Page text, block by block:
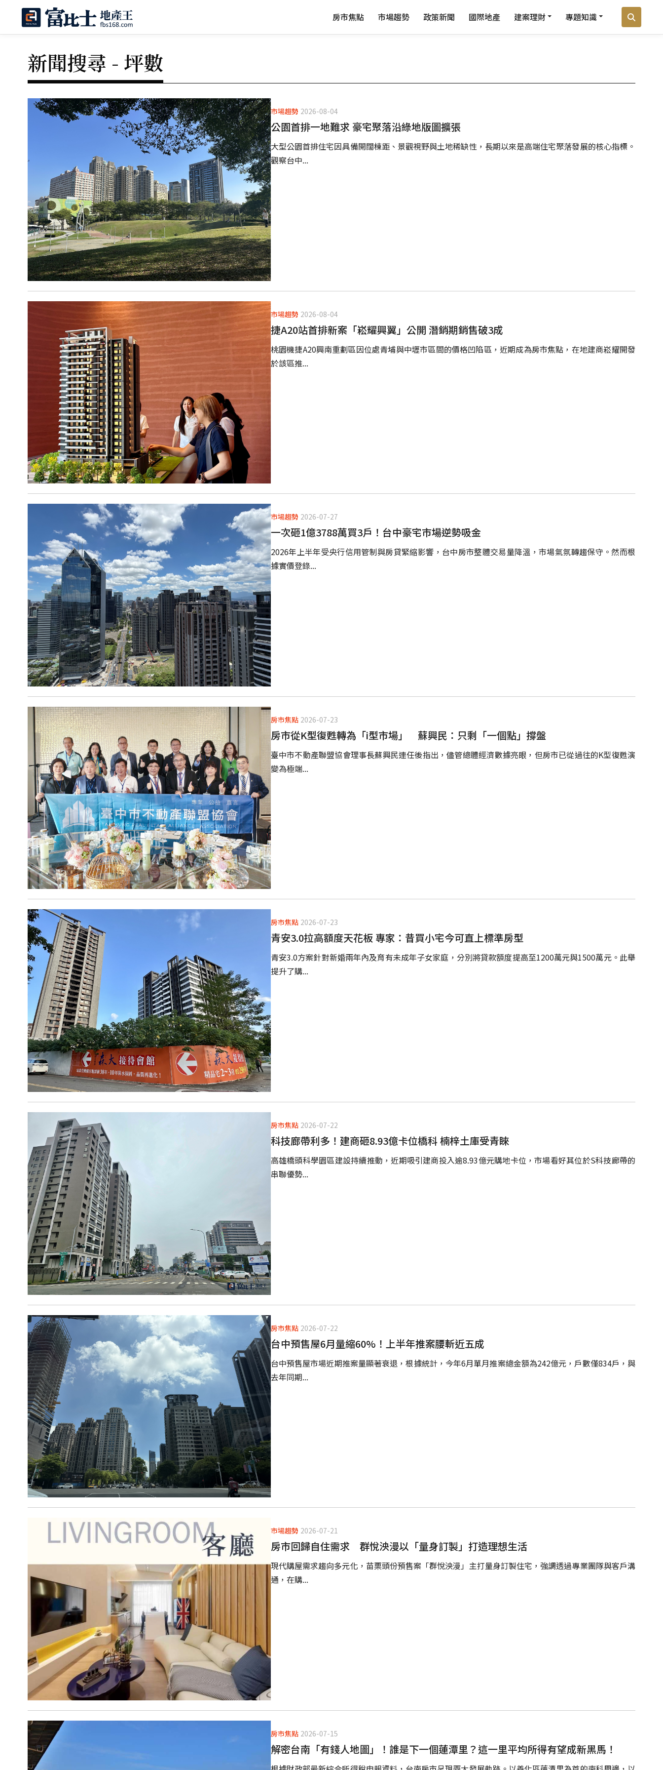
房市焦點 市場趨勢 政策新聞 國際地產 建案理財 專題知識
新聞搜尋 - 坪數
市場趨勢 2026-08-04
公園首排一地難求 豪宅聚落沿綠地版圖擴張
大型公園首排住宅因具備開闊棟距、景觀視野與土地稀缺性，長期以來是高端住宅聚落發展的核心指標。
觀察台中...
市場趨勢 2026-08-04
捷A20站首排新案「崧耀興翼」公開 潛銷期銷售破3成
桃園機捷A20興南重劃區因位處青埔與中壢市區間的價格凹陷區，近期成為房市焦點，在地建商崧耀開發
於該區推...
市場趨勢 2026-07-27
一次砸1億3788萬買3戶！台中豪宅市場逆勢吸金
2026年上半年受央行信用管制與房貸緊縮影響，台中房市整體交易量降溫，市場氣氛轉趨保守。然而根
據實價登錄...
房市焦點 2026-07-23
房市從K型復甦轉為「i型市場」 蘇興民：只剩「一個點」撐盤
臺中市不動產聯盟協會理事長蘇興民連任後指出，儘管總體經濟數據亮眼，但房市已從過往的K型復甦演
變為極端...
房市焦點 2026-07-23
青安3.0拉高額度天花板 專家：昔買小宅今可直上標準房型
青安3.0方案針對新婚兩年內及育有未成年子女家庭，分別將貸款額度提高至1200萬元與1500萬元。此舉
提升了購...
房市焦點 2026-07-22
科技廊帶利多！建商砸8.93億卡位橋科 楠梓土庫受青睞
高雄橋頭科學園區建設持續推動，近期吸引建商投入逾8.93億元購地卡位，市場看好其位於S科技廊帶的
串聯優勢...
房市焦點 2026-07-22
台中預售屋6月量縮60%！上半年推案腰斬近五成
台中預售屋市場近期推案量顯著衰退，根據統計，今年6月單月推案總金額為242億元，戶數僅834戶，與
去年同期...
市場趨勢 2026-07-21
房市回歸自住需求 群悅泱漫以「量身訂製」打造理想生活
現代購屋需求趨向多元化，苗栗頭份預售案「群悅泱漫」主打量身訂製住宅，強調透過專業團隊與客戶溝
通，在購...
房市焦點 2026-07-15
解密台南「有錢人地圖」！誰是下一個蓮潭里？這一里平均所得有望成新黑馬！